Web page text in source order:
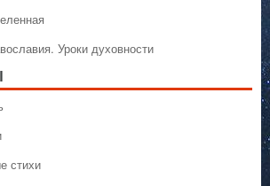
Уроки духовности
стихи